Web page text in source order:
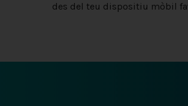
des del teu dispositiu mòbil